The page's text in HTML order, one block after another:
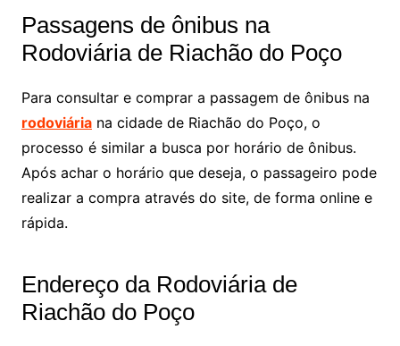
Passagens de ônibus na
Rodoviária de Riachão do Poço
Para consultar e comprar a passagem de ônibus na
rodoviáriana cidade de Riachão do Poço, o
processo é similar a busca por horário de ônibus.
Após achar o horário que deseja, o passageiro pode
realizar a compra através do site, de forma online e
rápida.
Endereço da Rodoviária de
Riachão do Poço